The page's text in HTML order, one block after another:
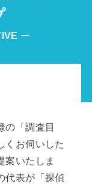
ー
の「調査目
くお伺いした
案いたしま
代表が「探偵